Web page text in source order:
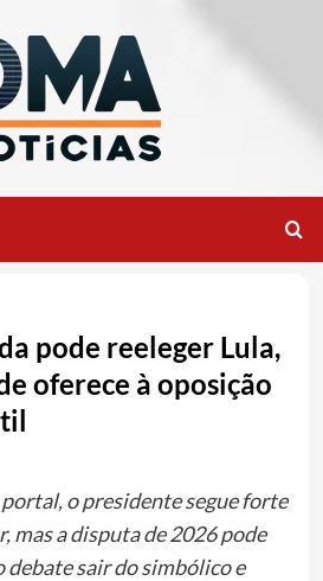
pode reeleger Lula,
oferece à oposição
o presidente segue forte
mas a disputa de 2026 pode
debate sair do simbólico e